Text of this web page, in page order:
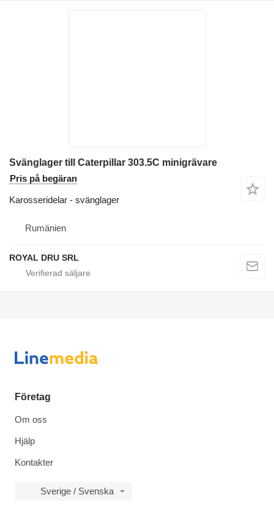
Svänglager till Caterpillar 303.5C minigrävare
Pris på begäran
Karosseridelar - svänglager
Rumänien
ROYAL DRU SRL
Företag
Om oss
Hjälp
Kontakter
Sverige / Svenska